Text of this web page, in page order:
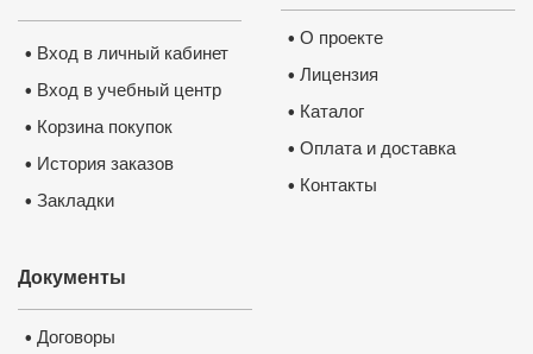
• О проекте
• Лицензия
• Каталог
• Оплата и доставка
• Контакты
• Вход в личный кабинет
• Вход в учебный центр
• Корзина покупок
• История заказов
• Закладки
Документы
• Договоры